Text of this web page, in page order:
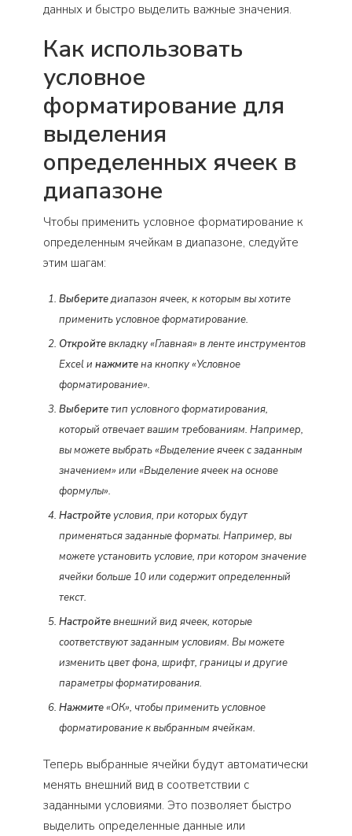
данных и быстро выделить важные значения.
Как использовать
условное
форматирование для
выделения
определенных ячеек в
диапазоне
Чтобы применить условное форматирование к
определенным ячейкам в диапазоне, следуйте
этим шагам:
Выберитедиапазон ячеек, к которым вы хотите
применить условное форматирование.
Откройтевкладку «Главная» в ленте инструментов
Excel и нажмитена кнопку «Условное
форматирование».
Выберитетип условного форматирования,
который отвечает вашим требованиям. Например,
вы можете выбрать «Выделение ячеек с заданным
значением» или «Выделение ячеек на основе
формулы».
Настройтеусловия, при которых будут
применяться заданные форматы. Например, вы
можете установить условие, при котором значение
ячейки больше 10 или содержит определенный
текст.
Настройтевнешний вид ячеек, которые
соответствуют заданным условиям. Вы можете
изменить цвет фона, шрифт, границы и другие
параметры форматирования.
Нажмите«ОК», чтобы применить условное
форматирование к выбранным ячейкам.
Теперь выбранные ячейки будут автоматически
менять внешний вид в соответствии с
заданными условиями. Это позволяет быстро
выделить определенные данные или